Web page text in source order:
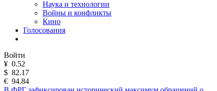
Наука и технологии
Войны и конфликты
Кино
Голосования
Войти
¥ 0.52
$ 82.17
€ 94.84